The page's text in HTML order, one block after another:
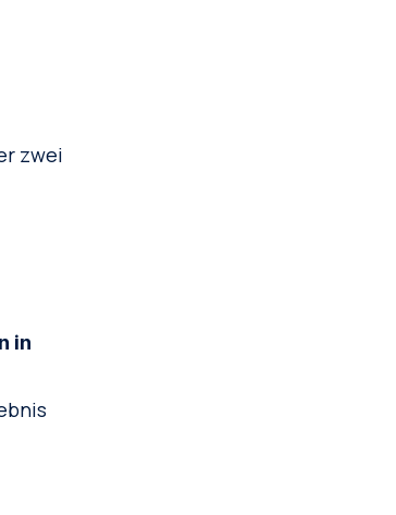
zwei
in